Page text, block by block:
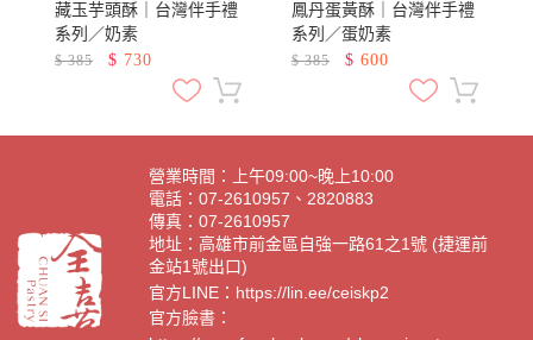
藏玉芋頭酥｜台灣伴手禮
系列／奶素
$385 $ 730
鳳丹蛋黃酥｜台灣伴手禮
系列／蛋奶素
$385 $ 600
營業時間：上午09:00~晚上10:00
電話：07-2610957、2820883
傳真：07-2610957
地址：高雄市前金區自強一路61之1號 (捷運前
金站1號出口)
官方LINE： https://lin.ee/ceiskp2
官方臉書：